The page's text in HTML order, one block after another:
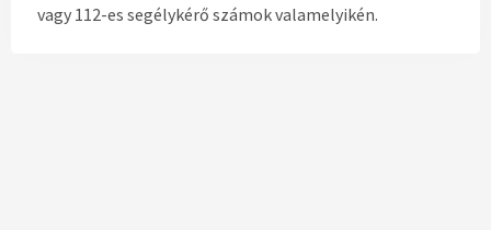
vagy 112-es segélykérő számok valamelyikén.